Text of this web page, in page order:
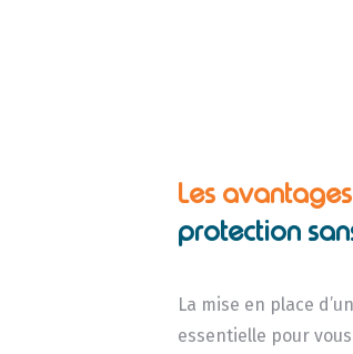
Les
protection
La mise en place
essentielle pour